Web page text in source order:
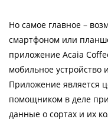
Но самое главное –
смартфоном или
приложение Acaia
мобильное устройство
Приложение является
помощником в деле
данные о сортах и их